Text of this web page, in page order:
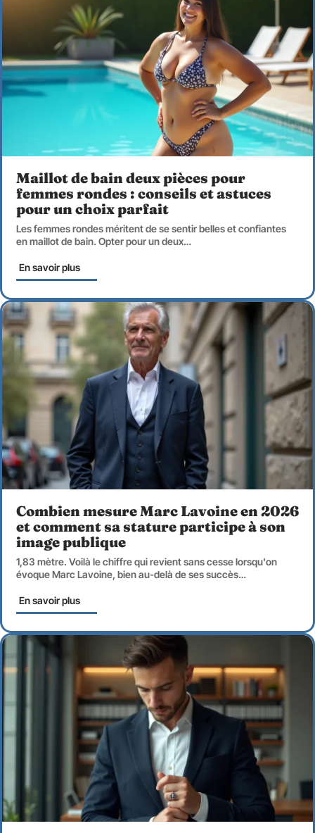
Maillot de bain deux pièces pour
femmes rondes : conseils et astuces
pour un choix parfait
Les femmes rondes méritent de se sentir belles et confiantes
en maillot de bain. Opter pour un deux…
En savoir plus
Combien mesure Marc Lavoine en 2026
et comment sa stature participe à son
image publique
1,83 mètre. Voilà le chiffre qui revient sans cesse lorsqu'on
évoque Marc Lavoine, bien au-delà de ses succès…
En savoir plus